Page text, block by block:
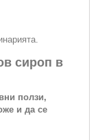
сироп в
ползи,
и да се